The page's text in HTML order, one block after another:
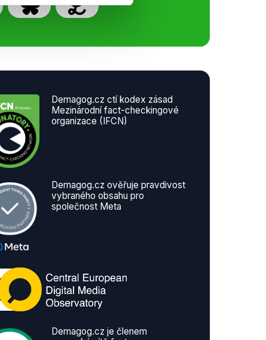
Demagog.cz ctí kodex zásad
Mezinárodní fact-checkingové
organizace (IFCN)
Demagog.cz ověřuje pravdivost
vybraného obsahu pro
společnost Meta
Demagog.cz je členem